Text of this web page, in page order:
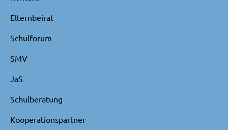
Elternbeirat
Schulforum
SMV
JaS
Schulberatung
Kooperationspartner